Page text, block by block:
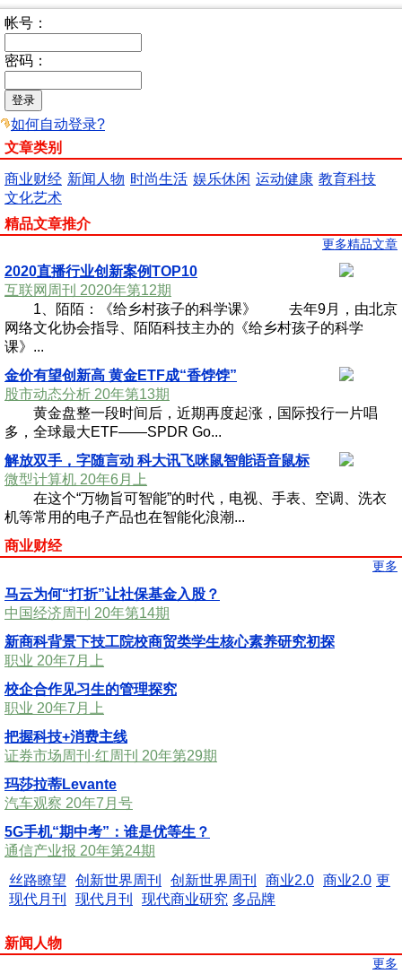
帐号：
密码：
如何自动登录?
文章类别
商业财经 新闻人物 时尚生活 娱乐休闲 运动健康 教育科技
文化艺术
精品文章推介
更多精品文章
2020直播行业创新案例TOP10
互联网周刊 2020年第12期
1、陌陌：《给乡村孩子的科学课》 去年9月，由北京
网络文化协会指导、陌陌科技主办的《给乡村孩子的科学
课》...
金价有望创新高 黄金ETF成“香饽饽”
股市动态分析 20年第13期
黄金盘整一段时间后，近期再度起涨，国际投行一片唱
多，全球最大ETF——SPDR Go...
解放双手，字随言动 科大讯飞咪鼠智能语音鼠标
微型计算机 20年6月上
在这个“万物旨可智能”的时代，电视、手表、空调、洗衣
机等常用的电子产品也在智能化浪潮...
商业财经
更多
马云为何“打折”让社保基金入股？
中国经济周刊 20年第14期
新商科背景下技工院校商贸类学生核心素养研究初探
职业 20年7月上
校企合作见习生的管理探究
职业 20年7月上
把握科技+消费主线
证券市场周刊·红周刊 20年第29期
玛莎拉蒂Levante
汽车观察 20年7月号
5G手机“期中考”：谁是优等生？
通信产业报 20年第24期
丝路瞭望
创新世界周刊 创新世界周刊 商业2.0 商业2.0
现代月刊
现代月刊 现代商业研究
更
多品牌
新闻人物
更多